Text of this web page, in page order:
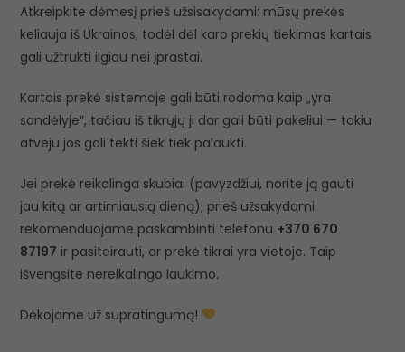
Atkreipkite dėmesį prieš užsisakydami: mūsų prekės
keliauja iš Ukrainos, todėl dėl karo prekių tiekimas kartais
gali užtrukti ilgiau nei įprastai.
Kartais prekė sistemoje gali būti rodoma kaip „yra
sandėlyje”, tačiau iš tikrųjų ji dar gali būti pakeliui — tokiu
atveju jos gali tekti šiek tiek palaukti.
Jei prekė reikalinga skubiai (pavyzdžiui, norite ją gauti
jau kitą ar artimiausią dieną), prieš užsakydami
rekomenduojame paskambinti telefonu +370 670
87197 ir pasiteirauti, ar prekė tikrai yra vietoje. Taip
išvengsite nereikalingo laukimo.
Dėkojame už supratingumą!